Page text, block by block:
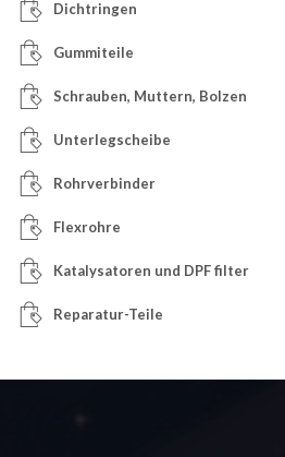
Dichtringen
Gummiteile
Schrauben, Muttern, Bolzen
Unterlegscheibe
Rohrverbinder
Flexrohre
Katalysatoren und DPF filter
Reparatur-Teile